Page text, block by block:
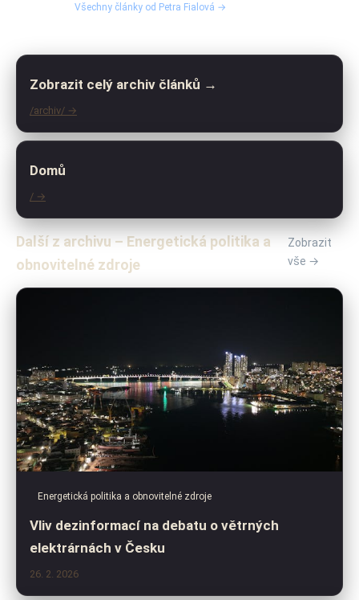
Všechny články od Petra Fialová →
Zobrazit celý archiv článků →
/archiv/ →
Domů
/ →
Další z archivu – Energetická politika a
obnovitelné zdroje
Zobrazit
vše →
Energetická politika a obnovitelné zdroje
Vliv dezinformací na debatu o větrných
elektrárnách v Česku
26. 2. 2026